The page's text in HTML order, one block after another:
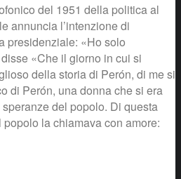
del 1951 della politica al
annuncia l’intenzione di
presidenziale: «Ho solo
«Che il giorno in cui si
della storia di Perón, di me si
di Perón, una donna che si era
del popolo. Di questa
la chiamava con amore: